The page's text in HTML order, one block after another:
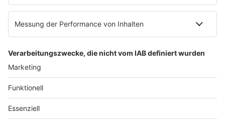
Cookie-Einstellungen